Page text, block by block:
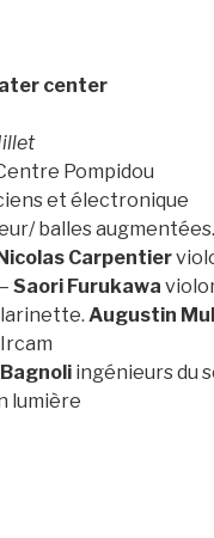
center
Pompidou
et électronique
balles augmentées.
Carpentier
Saori Furukawa
Augustin
ingénieurs du
lumière